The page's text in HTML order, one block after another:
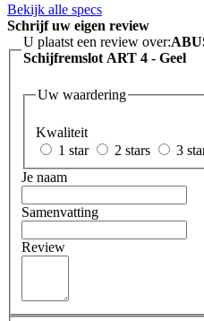
Bekijk alle specs
Schrijf uw eigen review
U plaatst een review over:
Schijfremslot ART 4 - Geel
Uw waardering
Kwaliteit
1 star
2 stars 3
Je naam
Samenvatting
Review